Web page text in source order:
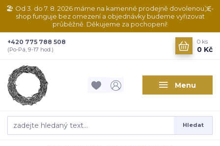
🏖️ Od 3. do 7. 8. 2026 máme na kamenné prodejně dovolenou. E-
shop funguje bez omezení a objednávky budeme vyřizovat
průběžně. Děkujeme za pochopení!
Menu
Hledat
+420 775 788 508
(Po-Pá, 9-17 hod.)
0 ks
0 Kč